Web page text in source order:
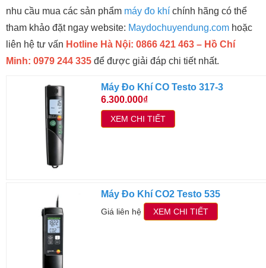
nhu cầu mua các sản phẩm máy đo khí chính hãng có thể
tham khảo đặt ngay website: Maydochuyendung.com hoặc
liên hệ tư vấn Hotline Hà Nội: 0866 421 463 – Hồ Chí
Minh: 0979 244 335 để được giải đáp chi tiết nhất.
Máy Đo Khí CO Testo 317-3
6.300.000₫
XEM CHI TIẾT
Máy Đo Khí CO2 Testo 535
Giá liên hệ XEM CHI TIẾT